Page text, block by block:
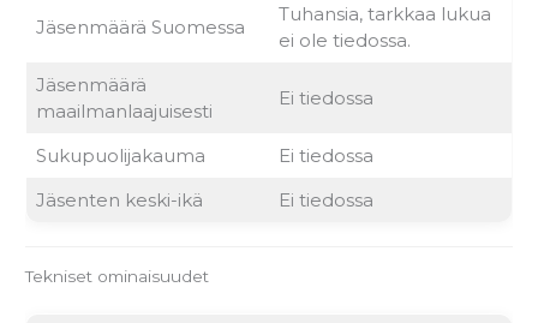
Jäsenmäärä Suomessa
Tuhansia, tarkkaa lukua
ei ole tiedossa.
Jäsenmäärä
maailmanlaajuisesti
Ei tiedossa
Sukupuolijakauma
Ei tiedossa
Jäsenten keski-ikä
Ei tiedossa
Tekniset ominaisuudet